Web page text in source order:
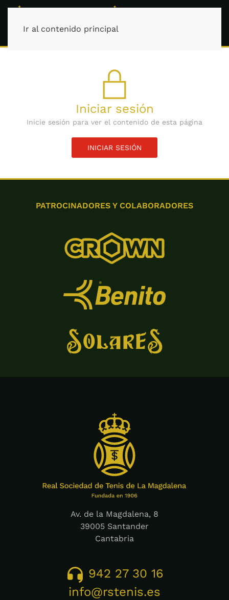
Ir al contenido principal
Iniciar sesión
Inicie sesión para ver el contenido de esta página
INICIAR SESIÓN
PATROCINADORES Y COLABORADORES
Av. de la Magdalena, 8
39005 Santander
Cantabria
942 27 30 16
info@rstenis.es